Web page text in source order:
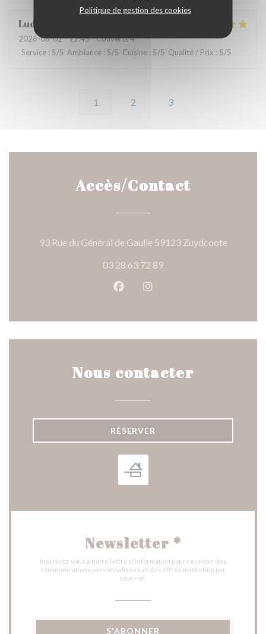
Politique de gestion des cookies
Ludovic
2026-08-02- 12:45 - Couverts 4
Service : 5/5 Ambiance : 5/5 Cuisine : 5/5 Qualité / Prix : 5/5
1 2 3
Accès/Contact
93 Rue du Général de Gaulle 59123 Zuydcoote((ouvre
03 28 63 72 89
Facebook ((ouvre une
Instagram ((ouvre une
Nous contacter
RÉSERVER
Newsletter *
Inscrivez-vous à notre lettre d'information pour recevoir des
communications personnalisées et des offres marketing par
courriel.
S'ABONNER